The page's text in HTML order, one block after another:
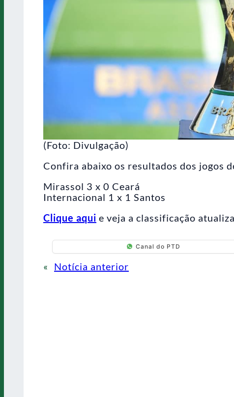
(Foto: Divulgação)
Confira abaixo os resultados dos jogos
Mirassol 3 x 0 Ceará
Internacional 1 x 1 Santos
Clique aqui e veja a classificação
Canal do PTD
« Notícia anterior